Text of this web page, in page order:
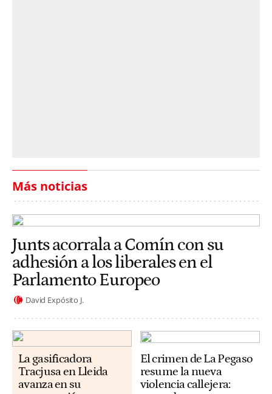
Más noticias
Junts acorrala a Comín con su
adhesión a los liberales en el
Parlamento Europeo
David Expósito J.
La gasificadora
Tracjusa en Lleida
avanza en su
El crimen de La Pegaso
resume la nueva
violencia callejera: